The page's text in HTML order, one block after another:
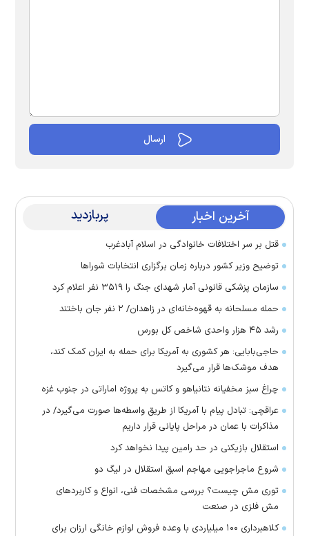
آخرین اخبار پربازدید
قتل بر سر اختلافات خانوادگی در اسلام آبادغرب
توضیح وزیر کشور درباره زمان برگزاری انتخابات شورا‌ها
سازمان پزشکی قانونی آمار شهدای جنگ را ۳۵۱۹ نفر اعلام کرد
حمله مسلحانه به قهوه‌خانه‌ای در زاهدان/ ۲ نفر جان باختند
رشد ۴۵ هزار واحدی شاخص کل بورس
حاجی‌بابایی: هر کشوری به آمریکا برای حمله به ایران کمک کند،
هدف موشک‌ها قرار می‌گیرد
چراغ سبز مخفیانه نتانیاهو و کاتس به پروژه اماراتی در جنوب غزه
عراقچی: تبادل پیام با آمریکا از طریق واسطه‌ها صورت می‌گیرد/ در
مذاکرات با عمان در مراحل پایانی قرار داریم
استقلال بازیکنی در حد رامین پیدا نخواهد کرد
شروع ماجراجویی مهاجم اسبق استقلال در لیگ دو
توری مش چیست؟ بررسی مشخصات فنی، انواع و کاربردهای
مش فلزی در صنعت
کلاهبرداری ۱۰۰ میلیاردی با وعده فروش لوازم خانگی ارزان برای